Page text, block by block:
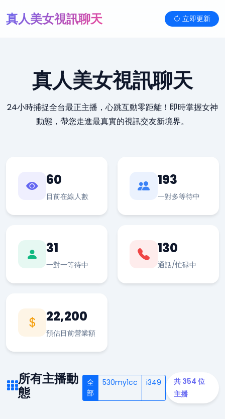
真人美女視訊聊天 立即更新
真人美女視訊聊天
24小時捕捉全台最正主播，心跳互動零距離！即時掌握女神
動態，帶您走進最真實的視訊交友新境界。
60
目前在線人數
193
一對多等待中
31
一對一等待中
130
通話/忙碌中
22,200
預估目前營業額
所有主播動
態
全
部
530my1cc i349
共 354 位
主播